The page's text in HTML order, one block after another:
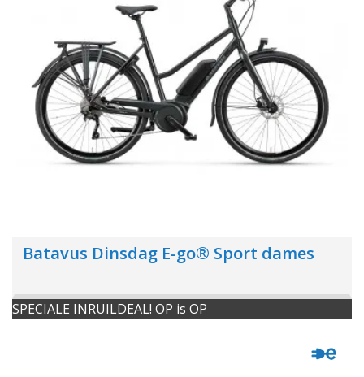
Batavus Dinsdag E-go® Sport dames
SPECIALE INRUILDEAL! OP is OP